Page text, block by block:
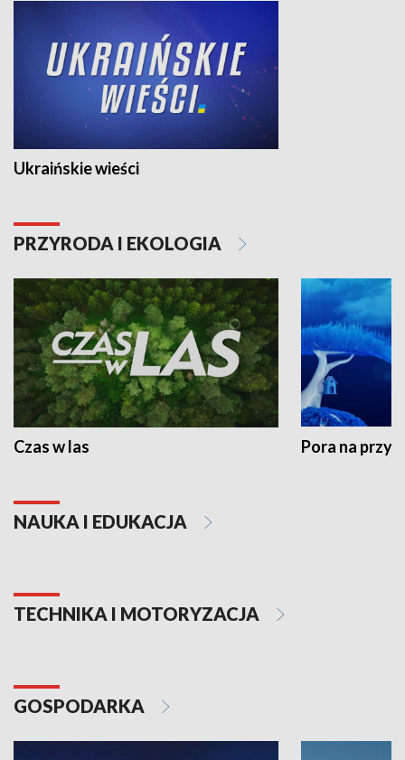
Ukraińskie wieści
PRZYRODA I EKOLOGIA
Czas w las Pora na
NAUKA I EDUKACJA
TECHNIKA I MOTORYZACJA
GOSPODARKA